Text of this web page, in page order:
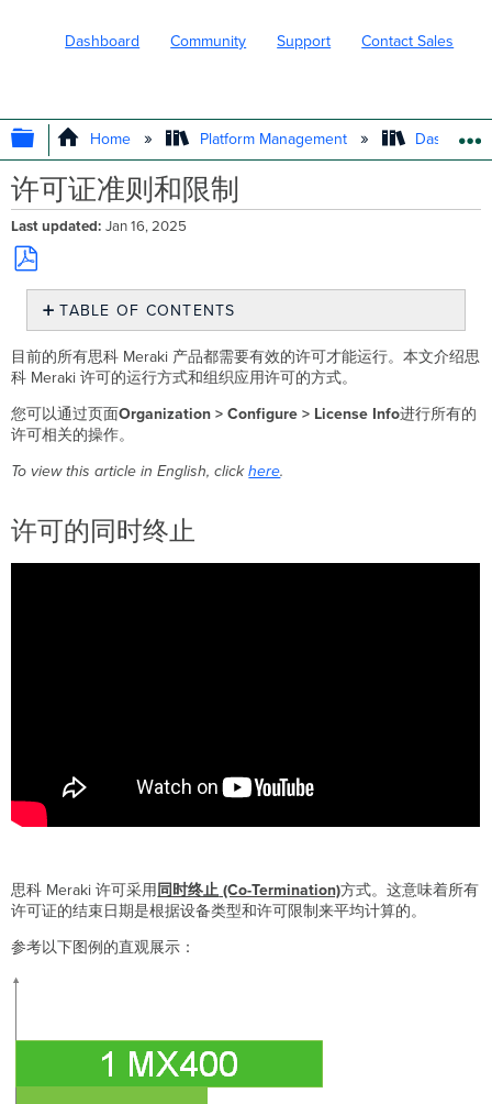
Dashboard Community Support Contact Sales
EXPAND/COLLAPSE GLOBAL
Home Platform Management
许可证准则和限制
Last updated Jan 16, 2025
Save
PDF
TABLE OF CONTENTS
可
的
同
时
终
止
证
许
制
与
当
量
约
目前的所有思科 Meraki 产品都需要有效的许可才能运行。本文介绍思
科 Meraki 许可的运行方式和组织应用许可的方式。
您可以通过页面Organization > Configure > License Info进行所有的
许可相关的操作。
To view this article in English, clickhere.
许可的同时终止
思科 Meraki 许可采用 同时终止 (Co-Termination)方式。这意味着所有
许可证的结束日期是根据设备类型和许可限制来平均计算的。
参考以下图例的直观展示：